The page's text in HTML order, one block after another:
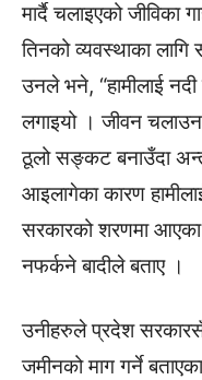
मार्दै चलाइएको जीविका
तिनको व्यवस्थाका
उनले भने, “हामीलाई नदी
लगाइयो । जीवन
ठूलो सङ्कट बनाउँदा
आइलागेका कारण
सरकारको शरणमा आएका
नफर्कने बादीले बताए ।
उनीहरुले प्रदेश
जमीनको माग गर्ने